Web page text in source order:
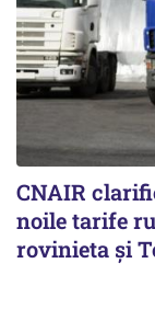
CNAIR
noile tarife
rovinieta și